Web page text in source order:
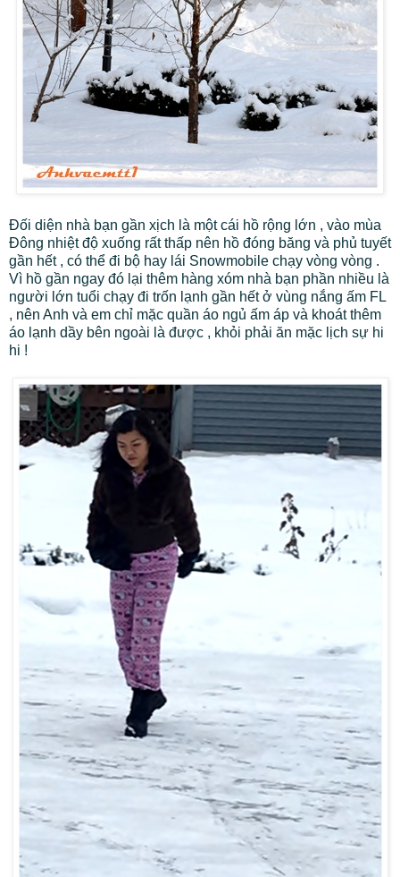
Đối diện nhà bạn gần xịch là một cái hồ rộng lớn , vào mùa
Đông nhiệt độ xuống rất thấp nên hồ đóng băng và phủ tuyết
gần hết , có thể đi bộ hay lái Snowmobile chạy vòng vòng .
Vì hồ gần ngay đó lại thêm hàng xóm nhà bạn phần nhiều là
người lớn tuổi chạy đi trốn lạnh gần hết ở vùng nắng ấm FL
, nên Anh và em chỉ mặc quần áo ngủ ấm áp và khoát thêm
áo lạnh dầy bên ngoài là được , khỏi phải ăn mặc lịch sự hi
hi !